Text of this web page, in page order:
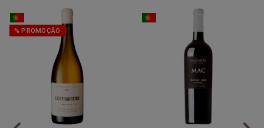
% PROMOÇÃO